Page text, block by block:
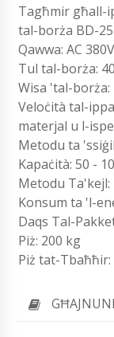
Tagħmir għall-
tal-borża BD-25
Qawwa: AC 380V
Tul tal-borża:
Wisa 'tal-borża:
Veloċità tal-
materjal u l-
Metodu ta
Kapaċità: 50 -
Metodu
Konsum ta 'l-
Daqs Tal-
Piż: 200 kg
Piż tat-Tbaħħir: